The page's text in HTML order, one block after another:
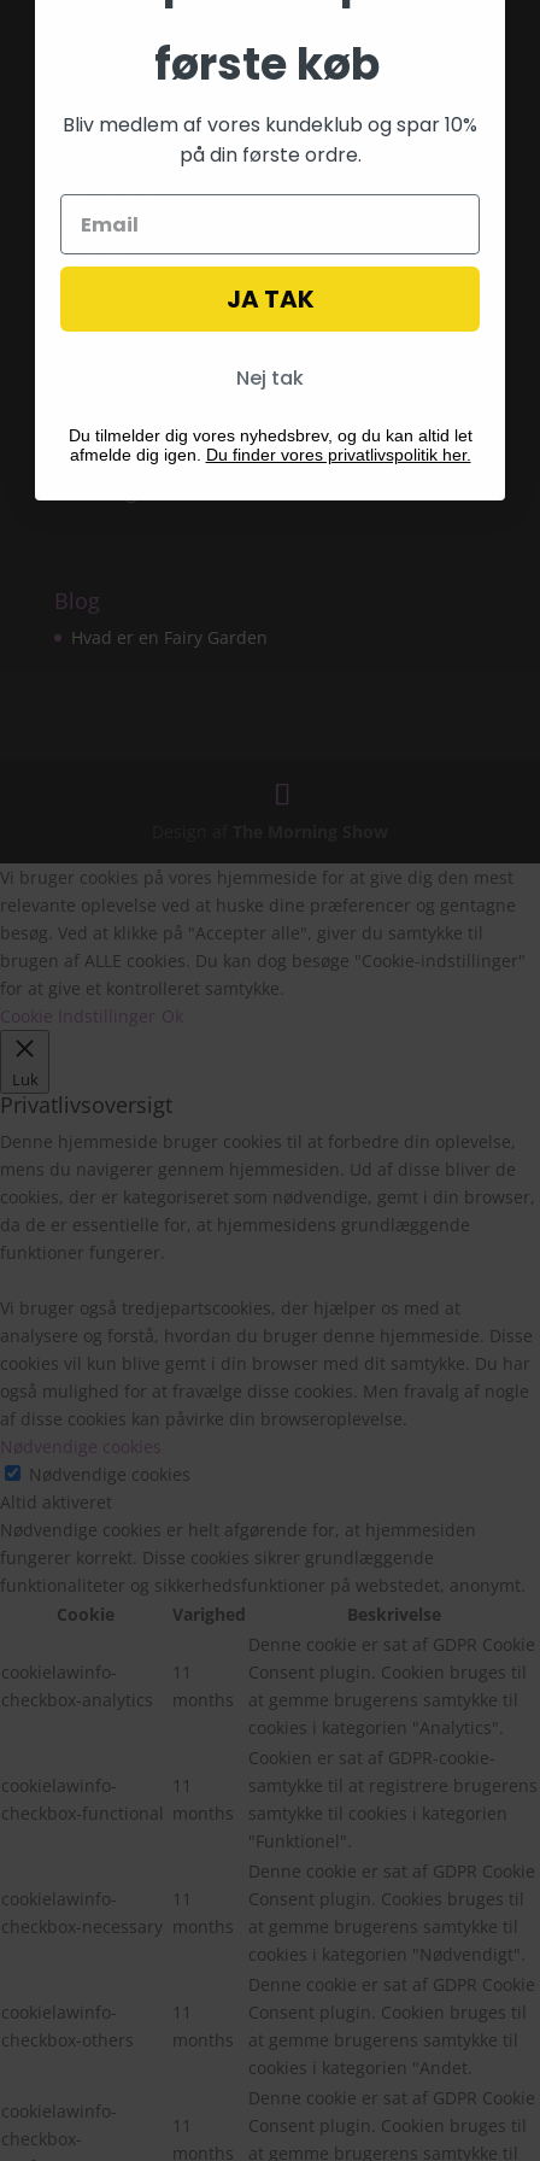
Kontaktinformation
CVR 44835576
2860 Søborg
Tlf: 28 40 59 53
E-mail:
Blog
Hvad er en Fairy Garden
Vi bruger cookies på vores hjemmeside for at give dig den mest
relevante oplevelse ved at huske dine præferencer og gentagne
besøg. Ved at klikke på "Accepter alle", giver du samtykke til
brugen af ALLE cookies. Du kan dog besøge "Cookie-indstillinger"
for at give et kontrolleret samtykke.
Cookie Indstillinger Ok
Luk
Privatlivsoversigt
Denne hjemmeside bruger cookies til at forbedre din oplevelse,
mens du navigerer gennem hjemmesiden. Ud af disse bliver de
cookies, der er kategoriseret som nødvendige, gemt i din browser,
da de er essentielle for, at hjemmesidens grundlæggende
funktioner fungerer.
Vi bruger også tredjepartscookies, der hjælper os med at
analysere og forstå, hvordan du bruger denne hjemmeside. Disse
cookies vil kun blive gemt i din browser med dit samtykke. Du har
også mulighed for at fravælge disse cookies. Men fravalg af nogle
af disse cookies kan påvirke din browseroplevelse.
Nødvendige cookies
Nødvendige cookies
Altid aktiveret
Nødvendige cookies er helt afgørende for, at hjemmesiden
fungerer korrekt. Disse cookies sikrer grundlæggende
funktionaliteter og sikkerhedsfunktioner på webstedet, anonymt.
Cookie
Varighed Beskrivelse
cookielawinfo-
checkbox-analytics
11
months
Denne cookie er sat af GDPR Cookie
Consent plugin. Cookien bruges til
at gemme brugerens samtykke til
cookies i kategorien "Analytics".
cookielawinfo-
checkbox-functional
11
months
Cookien er sat af GDPR-cookie-
samtykke til at registrere brugerens
samtykke til cookies i kategorien
"Funktionel".
cookielawinfo-
checkbox-necessary
11
months
Denne cookie er sat af GDPR Cookie
Consent plugin. Cookies bruges til
at gemme brugerens samtykke til
cookies i kategorien "Nødvendigt".
cookielawinfo-
checkbox-others
11
months
Denne cookie er sat af GDPR Cookie
Consent plugin. Cookien bruges til
at gemme brugerens samtykke til
cookies i kategorien "Andet.
cookielawinfo-
checkbox-
11
months
Denne cookie er sat af GDPR Cookie
Consent plugin. Cookien bruges til
at gemme brugerens samtykke til
første køb
Bliv medlem af vores kundeklub og spar 10%
på din første ordre.
JA TAK
Nej tak
Du tilmelder dig vores nyhedsbrev, og du kan altid let
afmelde dig igen. Du finder vores privatlivspolitik her.